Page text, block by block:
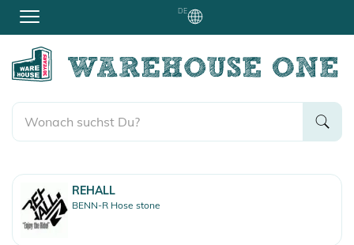
DE
REHALL
BENN-R Hose stone